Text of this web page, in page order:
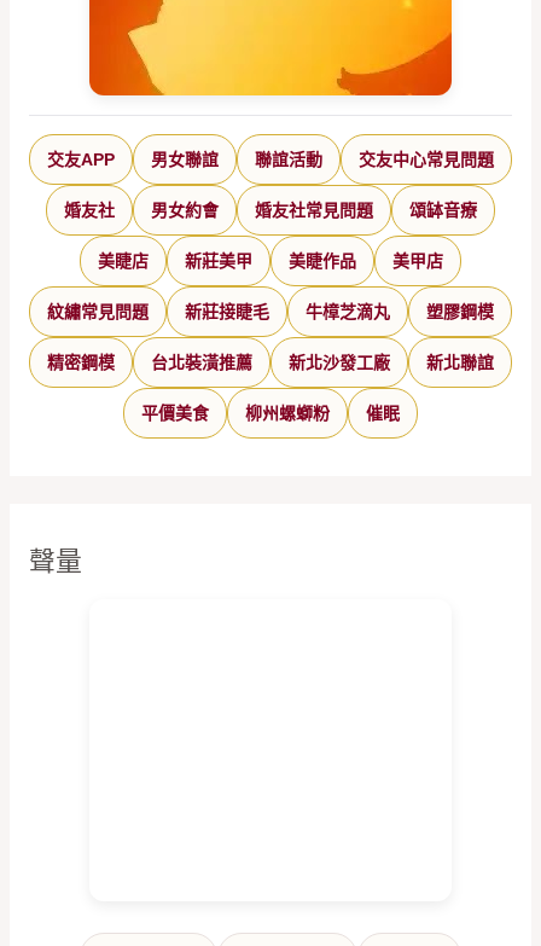
交友APP 男女聯誼 聯誼活動 交友中心常見問題
婚友社 男女約會 婚友社常見問題 頌缽音療
美睫店 新莊美甲 美睫作品 美甲店
紋繡常見問題 新莊接睫毛 牛樟芝滴丸 塑膠鋼模
精密鋼模 台北裝潢推薦 新北沙發工廠 新北聯誼
平價美食 柳州螺螄粉 催眠
聲量